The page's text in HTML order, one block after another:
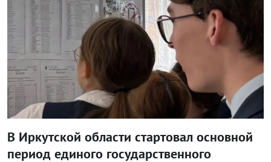
В Иркутской области стартовал основной
период единого государственного